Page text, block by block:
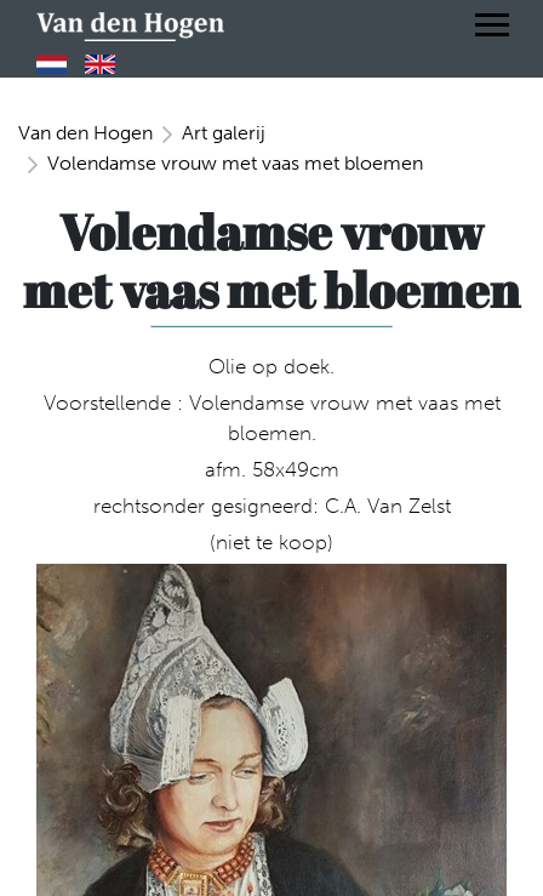
Van den Hogen
Art galerij
Volendamse vrouw met vaas met bloemen
Volendamse vrouw
met vaas met bloemen
Olie op doek.
Voorstellende : Volendamse vrouw met vaas met
bloemen.
afm. 58x49cm
rechtsonder gesigneerd: C.A. Van Zelst
(niet te koop)